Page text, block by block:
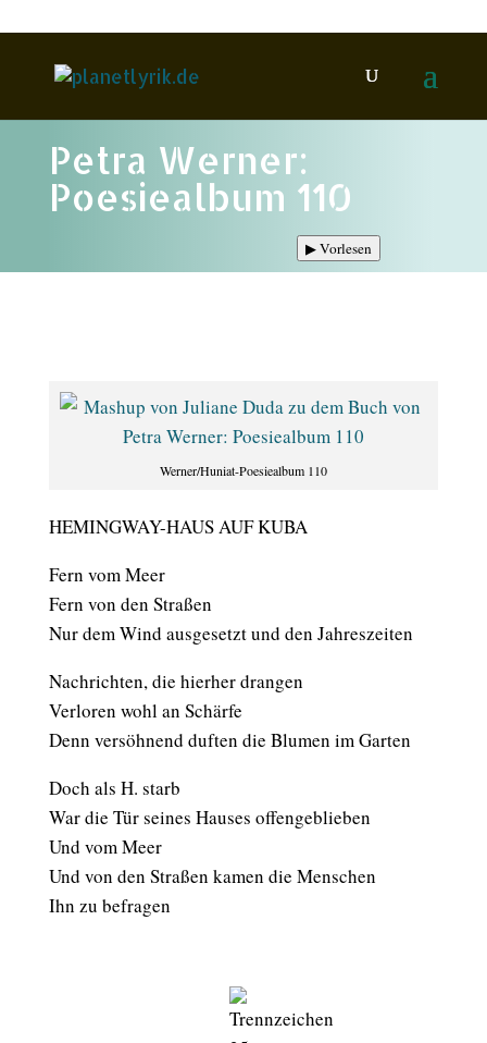
Petra Werner:
Poesiealbum 110
▶Vorlesen
Werner/Huniat-Poesiealbum 110
HEMINGWAY-HAUS AUF KUBA
Fern vom Meer
Fern von den Straßen
Nur dem Wind ausgesetzt und den Jahreszeiten
Nachrichten, die hierher drangen
Verloren wohl an Schärfe
Denn versöhnend duften die Blumen im Garten
Doch als H. starb
War die Tür seines Hauses offengeblieben
Und vom Meer
Und von den Straßen kamen die Menschen
Ihn zu befragen